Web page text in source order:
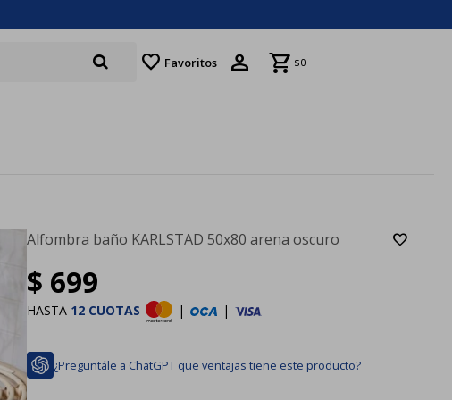
favorite Favoritos $0
Alfombra baño KARLSTAD 50x80 arena oscuro
$ 699
HASTA 12 CUOTAS | |
¿Preguntále a ChatGPT que ventajas tiene este producto?